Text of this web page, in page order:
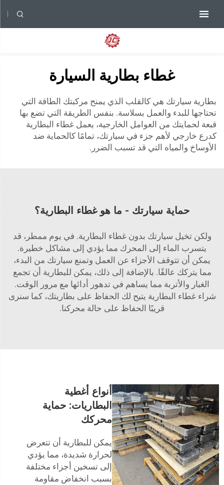
غطاء بطارية السيارة
بطارية سيارتك هي كالقلب الذي يمنح مركبتك الطاقة التي
تحتاجها للبدء والعمل بسلاسة. بنفس الطريقة التي تضع بها
قبعة لحمايتك من العوامل الخارجية، يعمل غطاء البطارية
كدرع خارجي لأهم جزء في سيارتك، تمامًا كالحماية ضد
الأوساخ والمياه التي قد تسبب الضرر.
حماية سيارتك - ما هو غطاء البطارية؟
ولكن تخيل سيارتك بدون غطاء البطارية. في يوم ممطر، قد
يتسرب الماء إلى المحرك مما يؤدي إلى مشاكل خطيرة.
يمكن أن تتوقف الأجزاء عن العمل وتمنع سيارتك من البدء،
مما يتركك عالقًا. بالإضافة إلى ذلك، يمكن للبطارية أن تجمع
الغبار والأتربة مما يساهم في تدهور أدائها مع مرور الوقت.
شراء غطاء البطارية يتيح لك الحفاظ على بطاريتك، كما سنرى
قريبًا الحفاظ على حالة محركنا.
أنواع أغطية
البطاريات: حماية
محركك
يمكن للبطارية أن تتعرض
لحرارة شديدة، مما يؤدي
إلى تسخين أجزاء مختلفة
بسبب انخفاض مقاومة